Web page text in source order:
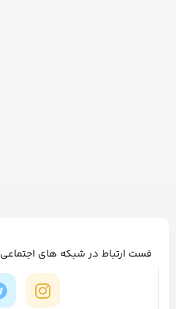
فست ارتباط در شبکه های اجتماعی